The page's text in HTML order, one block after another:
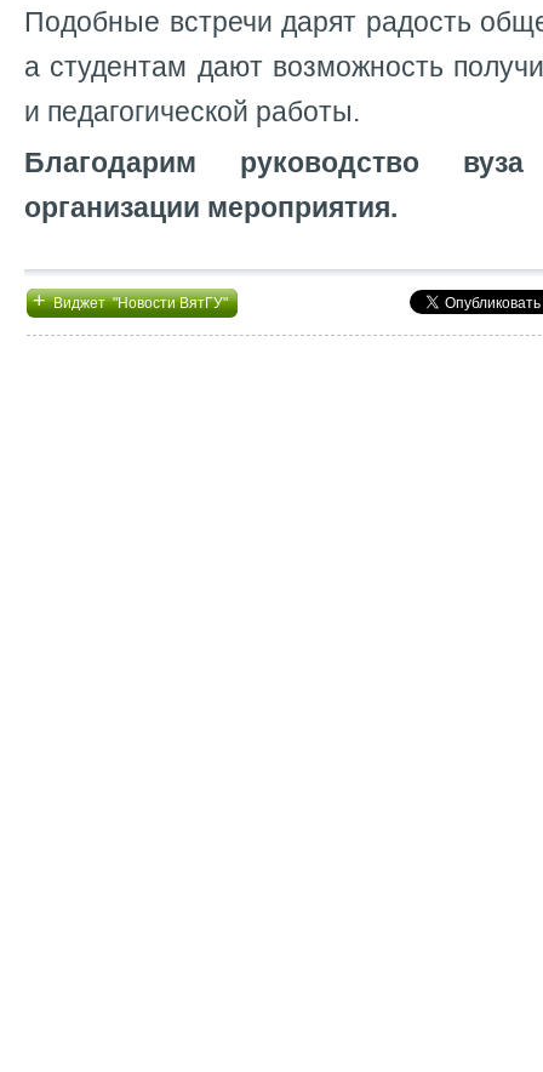
Подобные встречи дарят радость
а студентам дают возможность
и педагогической работы.
Благодарим руководство
организации мероприятия.
+Виджет "Новости ВятГУ"